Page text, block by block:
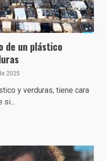
de un plástico
2025
y verduras, tiene cara
si...